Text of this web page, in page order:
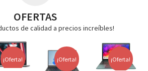
OFERTAS
de calidad a precios increíbles!
¡Oferta! ¡Oferta! ¡Oferta!